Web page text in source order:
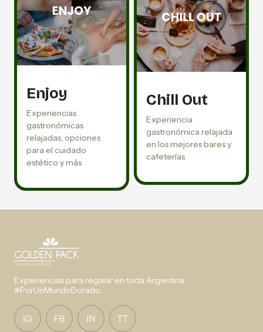
Enjoy
Experiencias
gastronómicas
relajadas, opciones
para el cuidado
estético y más
Chill Out
Experiencia
gastronómica relajada
en los mejores bares y
cafeterías
Experiencias para regalar en toda Argentina.
#PorUnMundoDorado